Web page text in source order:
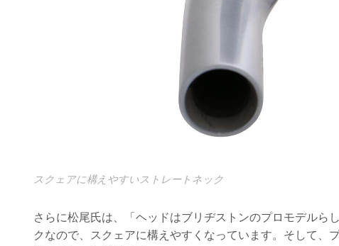
スクェアに構えやすいストレートネック
さらに松尾氏は、「ヘッドはブリヂストンのプロモデルら
クなので、スクェアに構えやすくなっています。そして、